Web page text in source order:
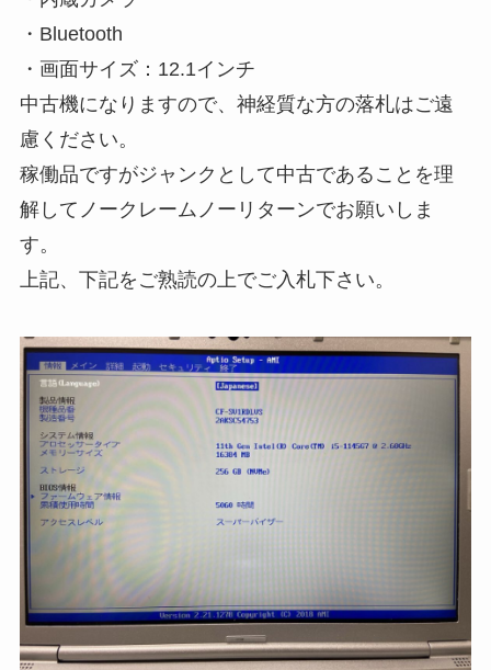
・Bluetooth
・画面サイズ：12.1インチ
中古機になりますので、神経質な方の落札はご遠
慮ください。
稼働品ですがジャンクとして中古であることを理
解してノークレームノーリターンでお願いしま
す。
上記、下記をご熟読の上でご入札下さい。